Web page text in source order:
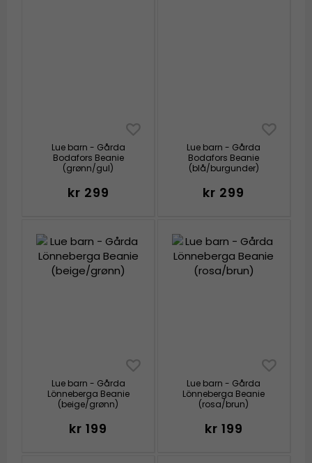
Lue barn - Gårda
Bodafors Beanie
(grønn/gul)
kr 299
Lue barn - Gårda
Bodafors Beanie
(blå/burgunder)
kr 299
Lue barn - Gårda
Lönneberga Beanie
(beige/grønn)
kr 199
Lue barn - Gårda
Lönneberga Beanie
(rosa/brun)
kr 199